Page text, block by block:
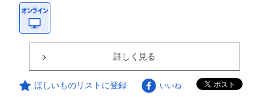
詳しく見る
ほしいものリストに登録 いいね